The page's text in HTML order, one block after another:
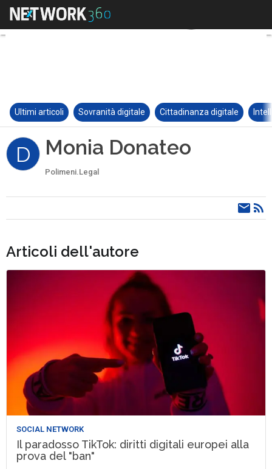
Ultimi articoli Sovranità digitale Cittadinanza digitale
D Monia Donateo
Polimeni.Legal
Articoli dell'autore
SOCIAL NETWORK
Il paradosso TikTok: diritti digitali europei alla
prova del "ban"